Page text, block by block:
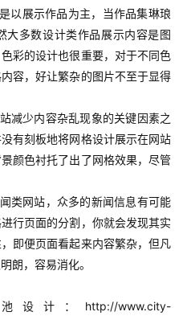
以展示作品为主，当作品集琳琅
大多数设计类作品展示内容是图
彩的设计也很重要，对于不同色
容，好让繁杂的图片不至于显得
减少内容杂乱现象的关键因素之
有刻板地将网格设计展示在网站
颜色衬托了出了网格效果，尽管
类网站，众多的新闻信息有可能
行页面的分割，你就会发现其实
即便页面看起来内容繁杂，但凡
朗，容易消化。
计：http://www.city-